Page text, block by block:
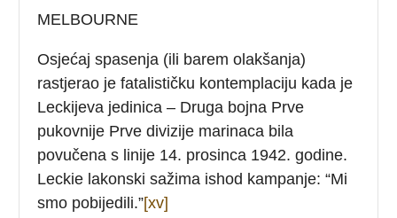
MELBOURNE
Osjećaj spasenja (ili barem olakšanja)
rastjerao je fatalističku kontemplaciju kada je
Leckijeva jedinica – Druga bojna Prve
pukovnije Prve divizije marinaca bila
povučena s linije 14. prosinca 1942. godine.
Leckie lakonski sažima ishod kampanje: “Mi
smo pobijedili.”[xv]